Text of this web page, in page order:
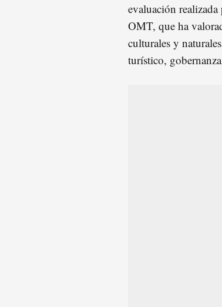
evaluación
OMT, que ha
culturales y
turístico,